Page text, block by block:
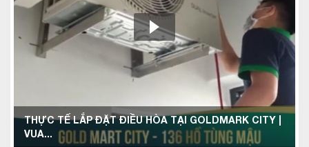
THỰC TẾ LẮP ĐẶT ĐIỀU HÒA TẠI GOLDMARK CITY |
VUA...